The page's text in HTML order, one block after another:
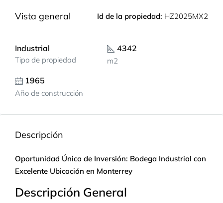
Vista general Id de la propiedad: HZ2025MX2
Industrial
Tipo de propiedad
4342
m2
1965
Año de construcción
Descripción
Oportunidad Única de Inversión: Bodega Industrial con
Excelente Ubicación en Monterrey
Descripción General